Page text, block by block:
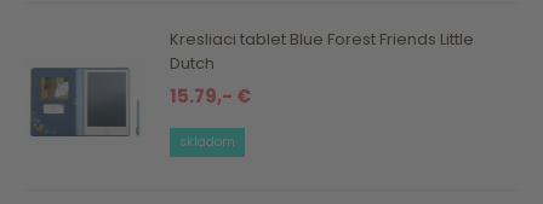
Kresliaci tablet Blue Forest Friends Little
Dutch
15.79,- €
skladom